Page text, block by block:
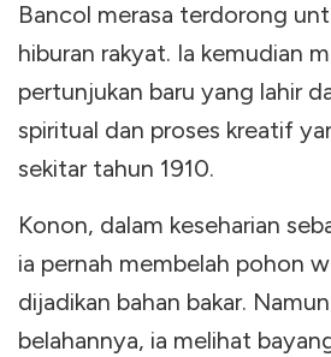
Bancol merasa terdorong
hiburan rakyat. Ia kemudian
pertunjukan baru yang lahir
spiritual dan proses kreatif
sekitar tahun 1910.
Konon, dalam keseharian
ia pernah membelah pohon
dijadikan bahan bakar.
belahannya, ia melihat